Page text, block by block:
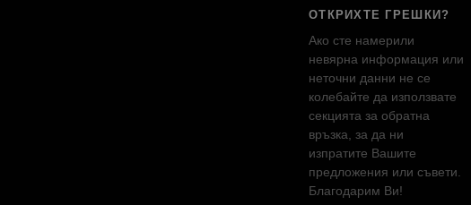
ОТКРИХТЕ ГРЕШКИ?
Ако сте намерили
невярна информация или
неточни данни не се
колебайте да използвате
секцията за обратна
връзка, за да ни
изпратите Вашите
предложения или съвети.
Благодарим Ви!